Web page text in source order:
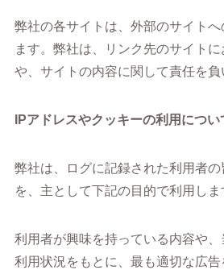
弊社の各サイトは、外部のサイト
ます。弊社は、リンク先のサイト
や、サイトの内容に関して責任を負
IPアドレスやクッキーの利用につい
弊社は、ログに記録された利用者の
を、主として下記の目的で利用しま
利用者が興味を持っている内容や
利用状況をもとに、最も適切な広